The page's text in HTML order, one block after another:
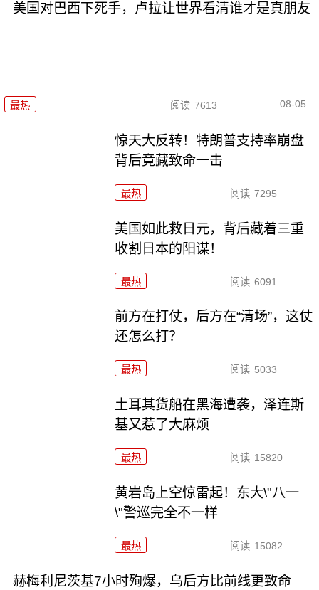
美国对巴西下死手，卢拉让世界看清谁才是真朋友
最热 阅读 7613 08-05
惊天大反转！特朗普支持率崩盘
背后竟藏致命一击
最热 阅读 7295
美国如此救日元，背后藏着三重
收割日本的阳谋！
最热 阅读 6091
前方在打仗，后方在“清场”，这仗
还怎么打？
最热 阅读 5033
土耳其货船在黑海遭袭，泽连斯
基又惹了大麻烦
最热 阅读 15820
黄岩岛上空惊雷起！东大\"八一
\"警巡完全不一样
最热 阅读 15082
赫梅利尼茨基7小时殉爆，乌后方比前线更致命